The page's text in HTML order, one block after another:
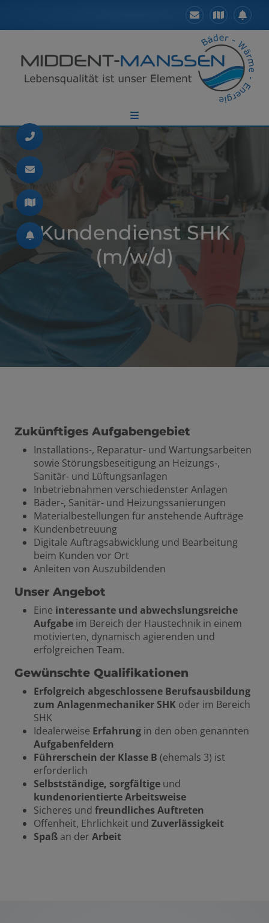
Kundendienst SHK
(m/w/d)
Zukünftiges Aufgabengebiet
Installations-, Reparatur- und Wartungsarbeiten
sowie Störungsbeseitigung an Heizungs-,
Sanitär- und Lüftungsanlagen
Inbetriebnahmen verschiedenster Anlagen
Bäder-, Sanitär- und Heizungssanierungen
Materialbestellungen für anstehende Aufträge
Kundenbetreuung
Digitale Auftragsabwicklung und Bearbeitung
beim Kunden vor Ort
Anleiten von Auszubildenden
Unser Angebot
Eine interessante und abwechslungsreiche
Aufgabe im Bereich der Haustechnik in einem
motivierten, dynamisch agierenden und
erfolgreichen Team.
Gewünschte Qualifikationen
Erfolgreich abgeschlossene Berufsausbildung
zum Anlagenmechaniker SHK oder im Bereich
SHK
Idealerweise Erfahrung in den oben genannten
Aufgabenfeldern
Führerschein der Klasse B (ehemals 3) ist
erforderlich
Selbstständige, sorgfältige und
kundenorientierte Arbeitsweise
Sicheres und freundliches Auftreten
Offenheit, Ehrlichkeit und Zuverlässigkeit
Spaß an der Arbeit